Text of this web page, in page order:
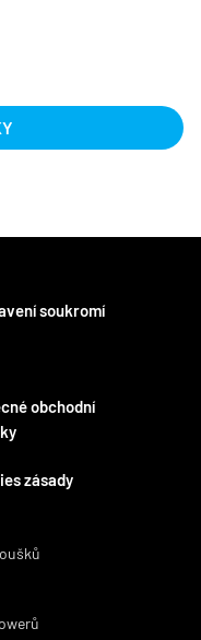
obchodní
zásady
soukromí